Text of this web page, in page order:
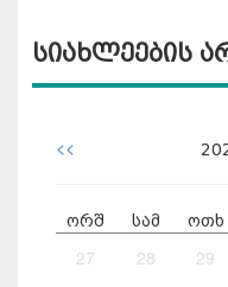
სიახლეების
<<
ორშ სამ ოთხ
27 28 29